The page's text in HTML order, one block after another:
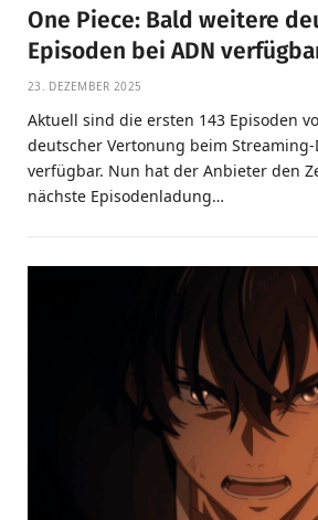
One Piece: Bald weitere
Episoden bei ADN
23. DEZEMBER 2025
Aktuell sind die ersten 143 Episoden
deutscher Vertonung beim Streaming-
verfügbar. Nun hat der Anbieter den
nächste Episodenladung…